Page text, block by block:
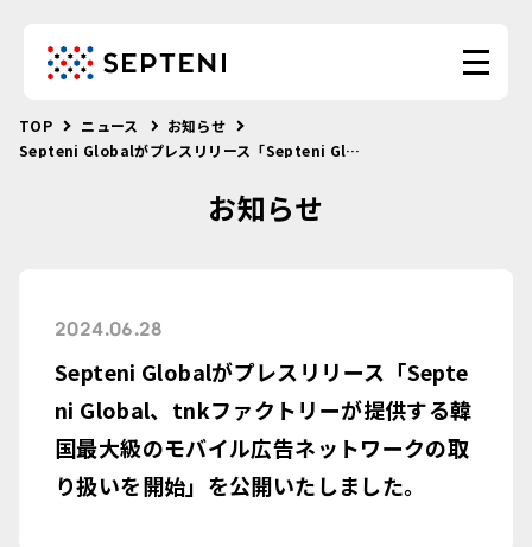
TOP ニュース
お知らせ
Septeni Globalがプレスリリース「Septeni Global、tnkファクトリーが提供する韓国最大級のモバイル広告ネットワークの取り扱いを開始」を公開いたしました。
お知らせ
2024.06.28
Septeni Globalがプレスリリース「Septe
ni Global、tnkファクトリーが提供する韓
国最大級のモバイル広告ネットワークの取
り扱いを開始」を公開いたしました。